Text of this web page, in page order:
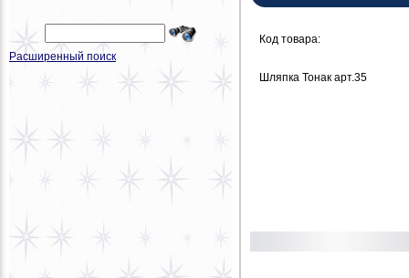
Расширенный поиск
Код товара:
Шляпка Тонак арт.35